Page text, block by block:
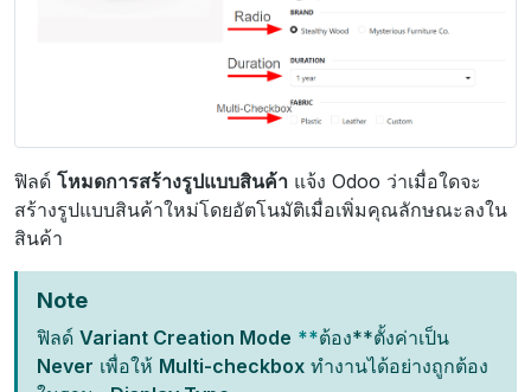
ฟิลด์ โหมดการสร้างรูปแบบสินค้า แจ้ง Odoo ว่าเมื่อใดจะ
สร้างรูปแบบสินค้าใหม่โดยอัตโนมัติเมื่อเพิ่มคุณลักษณะลงใน
สินค้า
Note
ฟิลด์ Variant Creation Mode **ต้อง**ตั้งค่าเป็น
Never เพื่อให้ Multi-checkbox ทำงานได้อย่างถูกต้อง